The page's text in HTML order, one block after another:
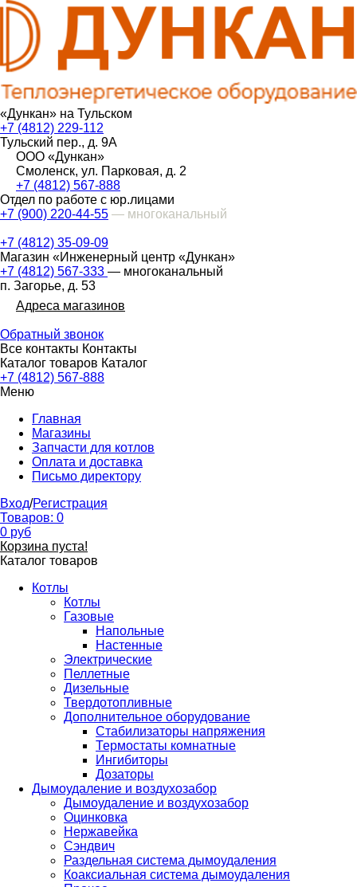
«Дункан» на Тульском
+7 (4812) 229-112
Тульский пер., д. 9А
ООО «Дункан»
Смоленск, ул. Парковая, д. 2
+7 (4812) 567-888
Отдел по работе с юр.лицами
+7 (900) 220-44-55 — многоканальный
+7 (4812) 35-09-09
Магазин «Инженерный центр «Дункан»
+7 (4812) 567-333 — многоканальный
п. Загорье, д. 53
Адреса магазинов
Обратный звонок
Все контакты Контакты
Каталог товаров Каталог
+7 (4812) 567-888
Меню
Главная
Магазины
Запчасти для котлов
Оплата и доставка
Письмо директору
Вход/Регистрация
Товаров: 0
0 руб
Корзина пуста!
Каталог товаров
Котлы
Котлы
Газовые
Напольные
Настенные
Электрические
Пеллетные
Дизельные
Твердотопливные
Дополнительное оборудование
Стабилизаторы напряжения
Термостаты комнатные
Ингибиторы
Дозаторы
Дымоудаление и воздухозабор
Дымоудаление и воздухозабор
Оцинковка
Нержавейка
Сэндвич
Раздельная система дымоудаления
Коаксиальная система дымоудаления